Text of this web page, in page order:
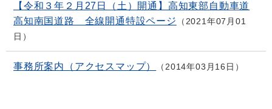
【令和３年２月27日（土）開通】高知東部自動車道
高知南国道路 全線開通特設ページ
2021年07月01
日
事務所案内（アクセスマップ） 2014年03月16日